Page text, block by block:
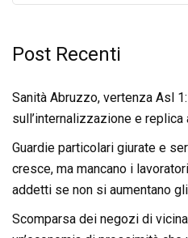
Post Recenti
Sanità Abruzzo, vertenza Asl
sull’internalizzazione e
Guardie particolari giurate e
cresce, ma mancano i
addetti se non si aumentano
Scomparsa dei negozi di